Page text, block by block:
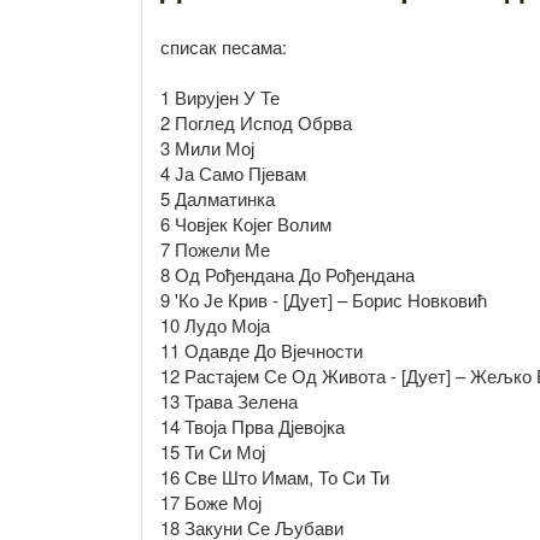
списак песама:
1 Вирујен У Те
2 Поглед Испод Обрва
3 Мили Мој
4 Ја Само Пјевам
5 Далматинка
6 Човјек Којег Волим
7 Пожели Ме
8 Од Рођендана До Рођендана
9 'Ко Је Крив - [Дует] – Борис Новковић
10 Лудо Моја
11 Одавде До Вјечности
12 Растајем Се Од Живота - [Дует] – Жељко
13 Трава Зелена
14 Твоја Прва Дјевојка
15 Ти Си Мој
16 Све Што Имам, То Си Ти
17 Боже Мој
18 Закуни Се Љубави